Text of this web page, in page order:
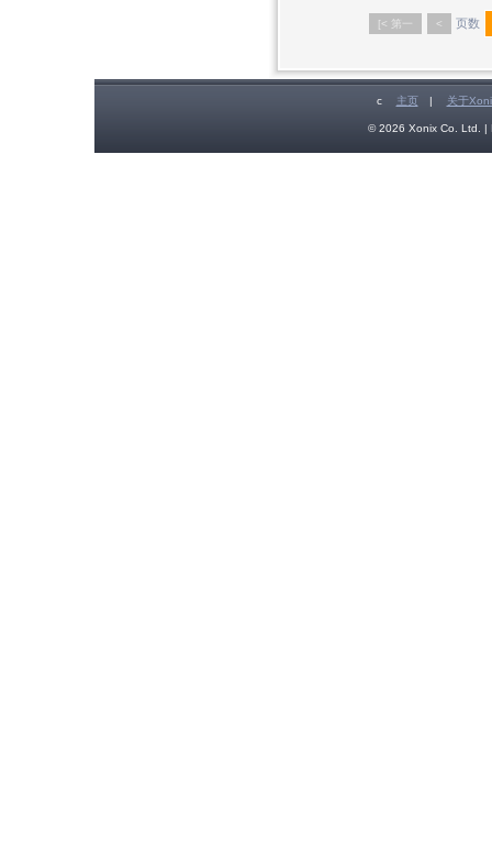
[< 第一 < 页数
c 主页 | 关于
© 2026 Xonix Co. Ltd. |